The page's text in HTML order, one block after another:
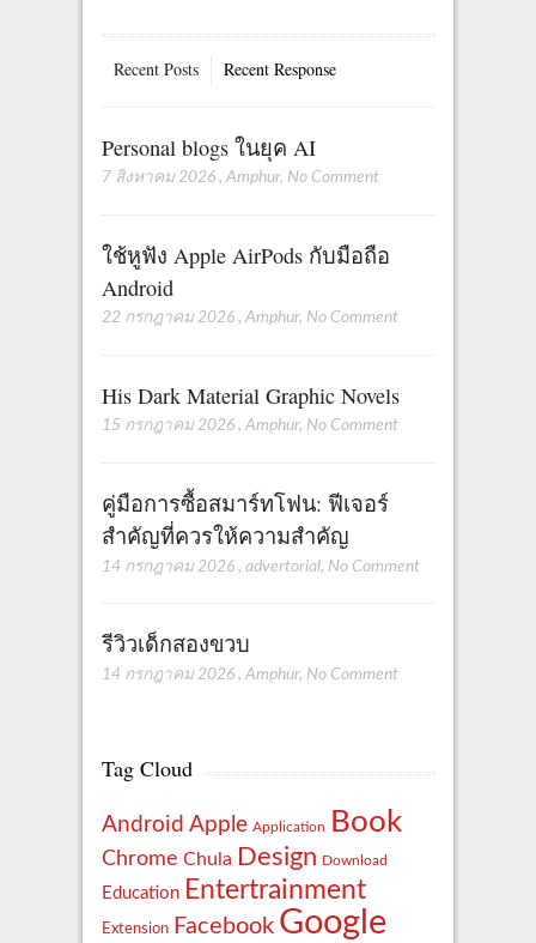
Recent Posts Recent Response
Personal blogs ในยุค AI
7 สิงหาคม 2026 , Amphur, No Comment
ใช้หูฟัง Apple AirPods กับมือถือ
Android
22 กรกฎาคม 2026 , Amphur, No Comment
His Dark Material Graphic Novels
15 กรกฎาคม 2026 , Amphur, No Comment
คู่มือการซื้อสมาร์ทโฟน: ฟีเจอร์
สำคัญที่ควรให้ความสำคัญ
14 กรกฎาคม 2026 , advertorial, No Comment
รีวิวเด็กสองขวบ
14 กรกฎาคม 2026 , Amphur, No Comment
Tag Cloud
Android Apple Application Book
Chrome Chula Design Download
Education Entertrainment
Extension Facebook Google